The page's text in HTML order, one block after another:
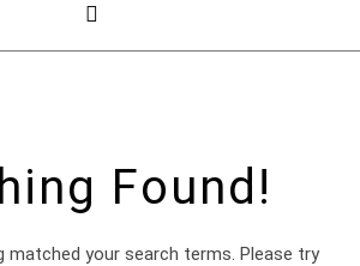
Found!
matched your search terms. Please try